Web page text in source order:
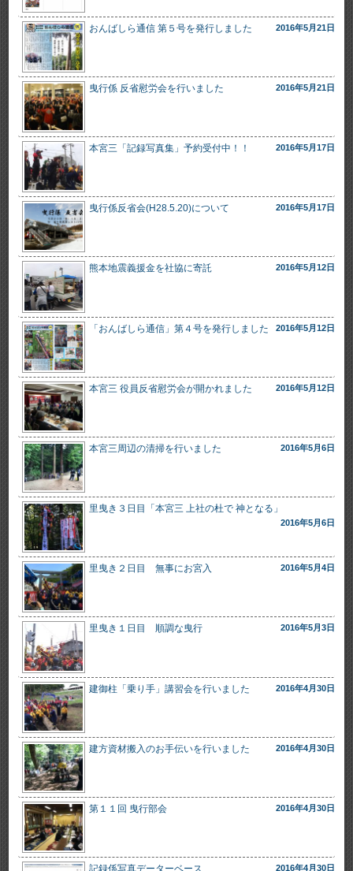
おんばしら通信 第５号を発行しました 2016年5月21日
曳行係 反省慰労会を行いました 2016年5月21日
本宮三「記録写真集」予約受付中！！ 2016年5月17日
曳行係反省会(H28.5.20)について 2016年5月17日
熊本地震義援金を社協に寄託 2016年5月12日
「おんばしら通信」第４号を発行しました 2016年5月12日
本宮三 役員反省慰労会が開かれました 2016年5月12日
本宮三周辺の清掃を行いました 2016年5月6日
里曳き３日目「本宮三 上社の杜で 神となる」
2016年5月6日
里曳き２日目 無事にお宮入 2016年5月4日
里曳き１日目 順調な曳行 2016年5月3日
建御柱「乗り手」講習会を行いました 2016年4月30日
建方資材搬入のお手伝いを行いました 2016年4月30日
第１１回 曳行部会 2016年4月30日
2016年4月30日